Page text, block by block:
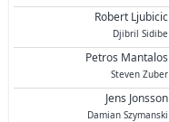
Robert Ljubicic
Djibril Sidibe
Petros Mantalos
Steven Zuber
Jens Jonsson
Damian Szymanski